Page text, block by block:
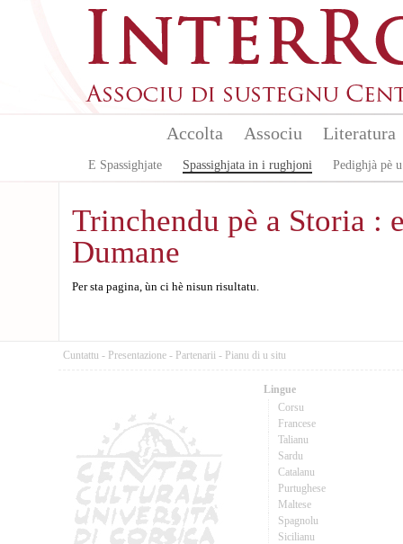
Accolta Associu Literatura
E Spassighjate Spassighjata in i rughjoni Pedighjà pè
Trinchendu pè a Storia :
Dumane
Per sta pagina, ùn ci hè nisun risultatu.
Cuntattu - Presentazione - Partenarii - Pianu di u situ
Lingue
Corsu
Francese
Talianu
Sardu
Catalanu
Purtughese
Maltese
Spagnolu
Sicilianu